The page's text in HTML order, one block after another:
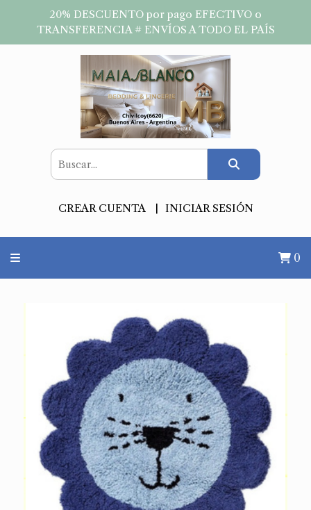
20% DESCUENTO por pago EFECTIVO o
TRANSFERENCIA # ENVÍOS A TODO EL PAÍS
CREAR CUENTA INICIAR SESIÓN
0